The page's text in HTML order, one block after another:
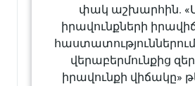
փակ աշխարհին.
իրավունքների
վերաբերմունքից
իրավունքի վիճակը»